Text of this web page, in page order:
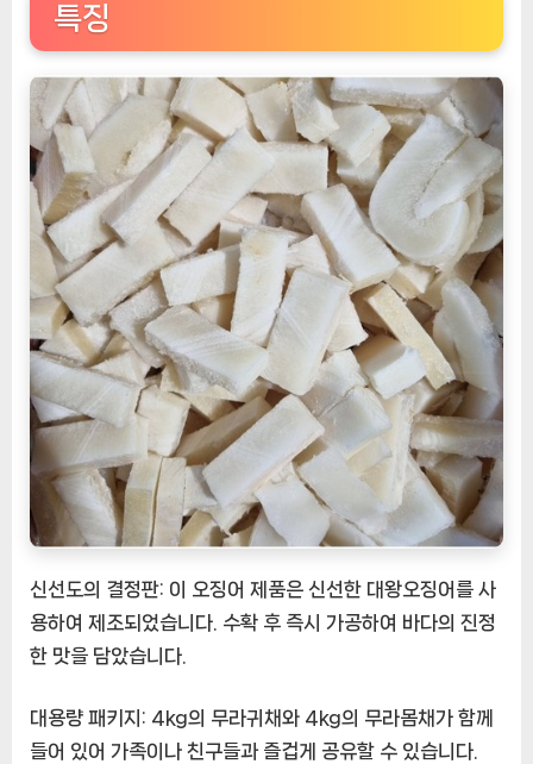
특징
신선도의 결정판: 이 오징어 제품은 신선한 대왕오징어를 사
용하여 제조되었습니다. 수확 후 즉시 가공하여 바다의 진정
한 맛을 담았습니다.
대용량 패키지: 4kg의 무라귀채와 4kg의 무라몸채가 함께
들어 있어 가족이나 친구들과 즐겁게 공유할 수 있습니다.